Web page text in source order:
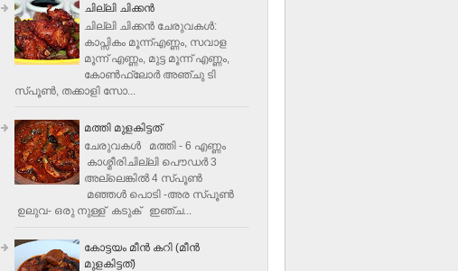
ചില്ലി ചിക്കൻ
ചില്ലി ചിക്കൻ ചേരുവകള്‍:
കാപ്സികം മൂന്ന്എണ്ണം, സവാള
മൂന്ന് എണ്ണം, മുട്ട മൂന്ന് എണ്ണം,
കോണ്‍ഫ്ലോര്‍ അഞ്ചു ടി
സ്പൂണ്‍, തക്കാളി സോ...
മത്തി മുളകിട്ടത്
ചേരുവകൾ മത്തി - 6 എണ്ണം
കാശ്മീരിചില്ലി പൌഡർ 3
അല്ലെങ്കിൽ 4 സ്പൂണ്‍
മഞ്ഞൾ പൊടി -അര സ്പൂണ്‍
ഉലുവ- ഒരു നുള്ള് കടുക് ഇഞ്ച...
കോട്ടയം മീന്‍ കറി (മീന്‍
മുളകിട്ടത്‌)